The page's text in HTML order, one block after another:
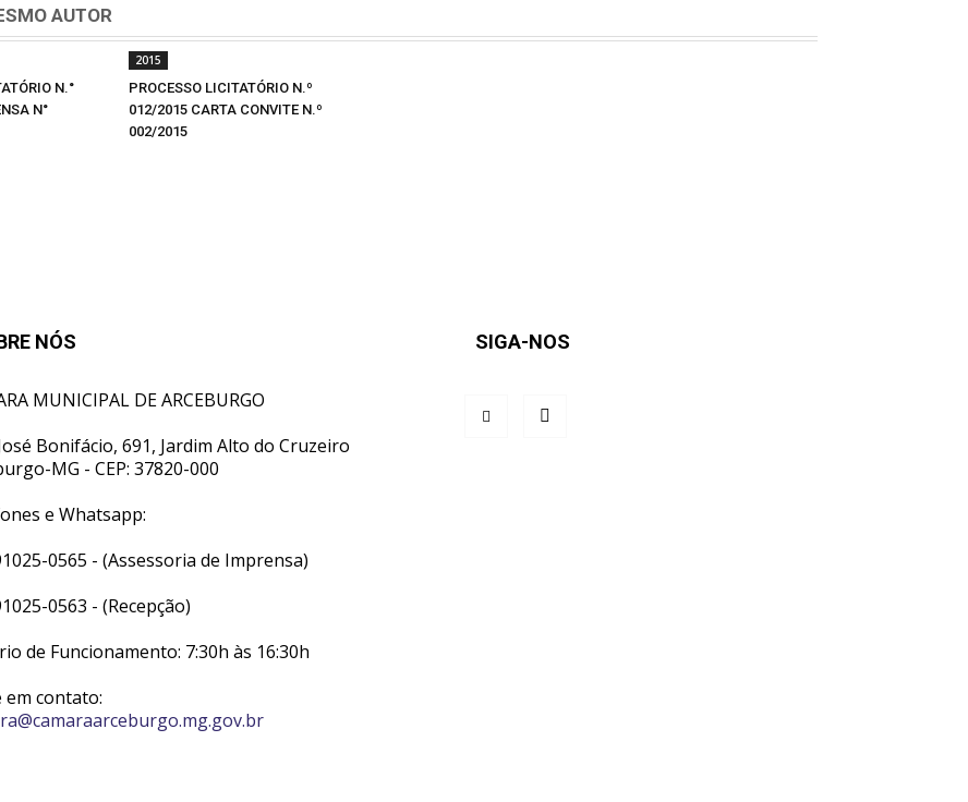
AUTOR
N.°
N°
2015
PROCESSO LICITATÓRIO N.º
012/2015 CARTA CONVITE N.º
002/2015
NÓS
MUNICIPAL DE ARCEBURGO
Bonifácio, 691, Jardim Alto do Cruzeiro
MG - CEP: 37820-000
e Whatsapp:
0565 - (Assessoria de Imprensa)
0563 - (Recepção)
de Funcionamento: 7:30h às 16:30h
em contato:
SIGA-NOS